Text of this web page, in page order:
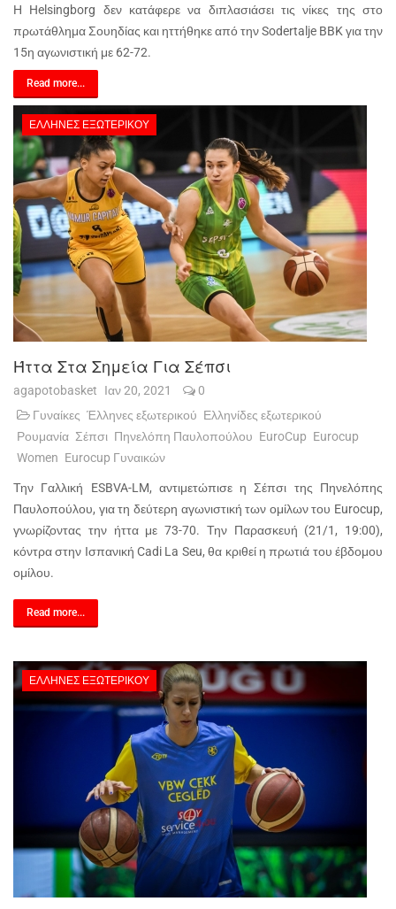
Η Helsingborg δεν κατάφερε να διπλασιάσει τις νίκες της στο
πρωτάθλημα Σουηδίας και ηττήθηκε από την Sodertalje BBK για την
15η αγωνιστική με 62-72.
Read more...
ΈΛΛΗΝΕΣ ΕΞΩΤΕΡΙΚΟΎ
Ήττα Στα Σημεία Για Σέπσι
agapotobasket Ιαν 20, 2021
0
Γυναίκες Έλληνες εξωτερικού Ελληνίδες εξωτερικού
Ρουμανία Σέπσι Πηνελόπη Παυλοπούλου EuroCup Eurocup
Women Eurocup Γυναικών
Την Γαλλική ESBVA-LM, αντιμετώπισε η Σέπσι της Πηνελόπης
Παυλοπούλου, για τη δεύτερη αγωνιστική των ομίλων του Eurocup,
γνωρίζοντας την ήττα με 73-70. Την Παρασκευή (21/1, 19:00),
κόντρα στην Ισπανική Cadi La Seu, θα κριθεί η πρωτιά του έβδομου
ομίλου.
Read more...
ΈΛΛΗΝΕΣ ΕΞΩΤΕΡΙΚΟΎ